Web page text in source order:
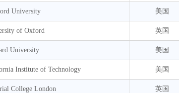
University 美国
of Oxford 英国
University 美国
Institute of Technology 美国
College London 英国